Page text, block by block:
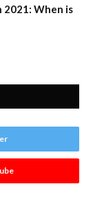
2021: When is